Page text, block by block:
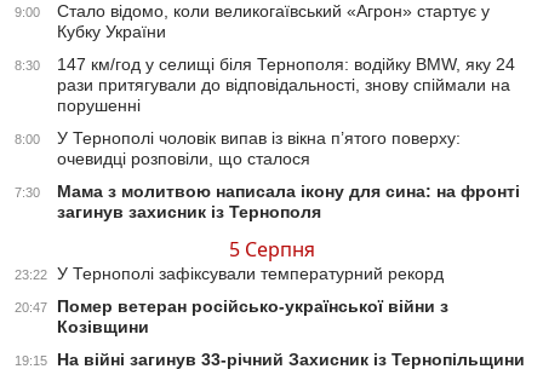
9:00
Стало відомо, коли великогаївський «Агрон» стартує у
Кубку України
8:30
147 км/год у селищі біля Тернополя: водійку BMW, яку 24
рази притягували до відповідальності, знову спіймали на
порушенні
8:00
У Тернополі чоловік випав із вікна п’ятого поверху:
очевидці розповіли, що сталося
7:30
Мама з молитвою написала ікону для сина: на фронті
загинув захисник із Тернополя
5 Серпня
23:22 У Тернополі зафіксували температурний рекорд
20:47
Помер ветеран російсько-української війни з
Козівщини
19:15 На війні загинув 33-річний Захисник із Тернопільщини